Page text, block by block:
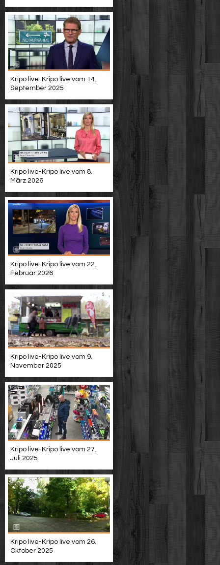
Kripo live-Kripo live vom 14.
September 2025
Kripo live-Kripo live vom 8.
März 2026
Kripo live-Kripo live vom 22.
Februar 2026
Kripo live-Kripo live vom 9.
November 2025
Kripo live-Kripo live vom 27.
Juli 2025
Kripo live-Kripo live vom 26.
Oktober 2025